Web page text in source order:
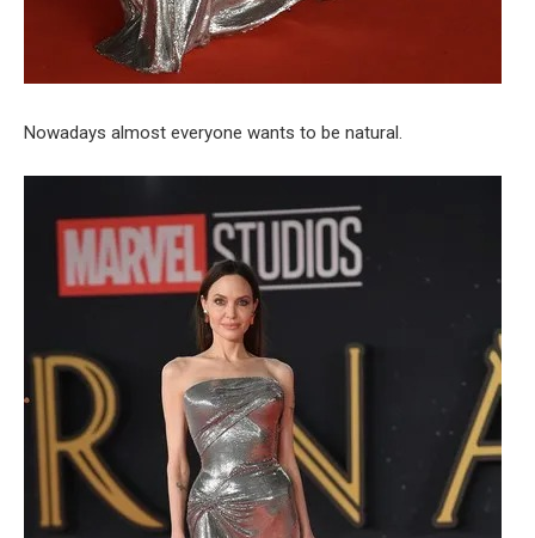
Nowadays almost everyone wants to be natural.